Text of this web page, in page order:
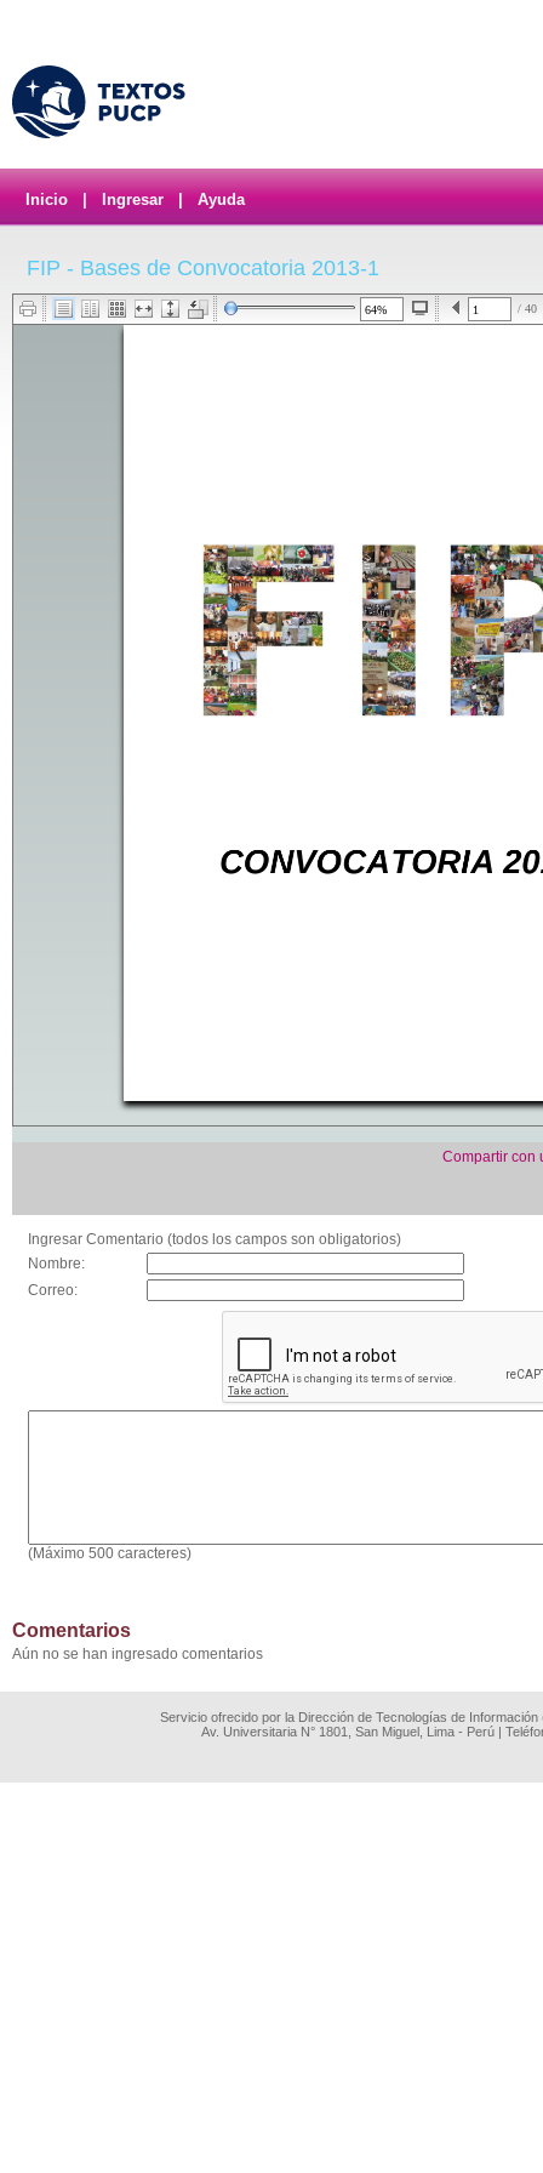
Inicio Ingresar Ayuda
FIP - Bases de Convocatoria 2013-1
/ 40
Compartir con
Ingresar Comentario (todos los campos son obligatorios)
Nombre:
Correo:
(Máximo 500 caracteres)
Comentarios
Aún no se han ingresado comentarios
Servicio ofrecido por la Dirección de Tecnologías de
Av. Universitaria N° 1801, San Miguel, Lima - Perú |